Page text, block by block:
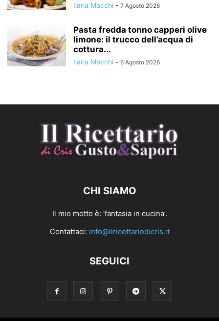
Ilaria Macchi - 7 Agosto 2026
Pasta fredda tonno capperi olive
limone: il trucco dell’acqua di
cottura...
Ilaria Macchi - 6 Agosto 2026
CHI SIAMO
Il mio motto è: ‘fantasia in cucina’.
Contattaci: info@ilricettariodicris.it
SEGUICI